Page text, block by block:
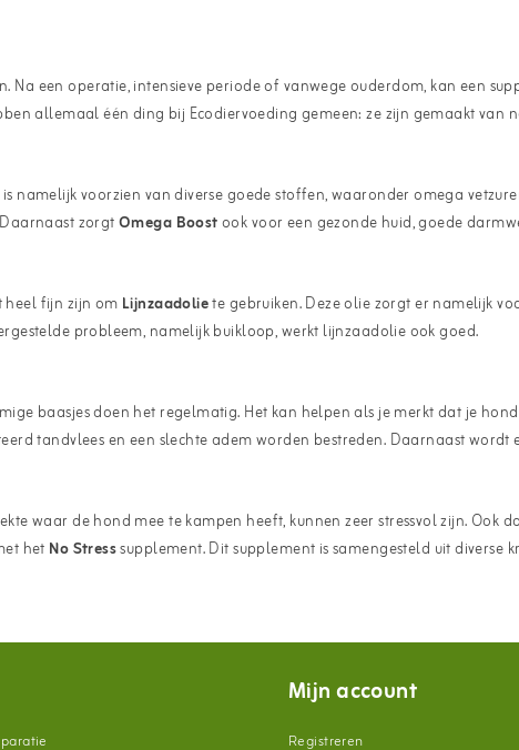
Na een operatie, intensieve periode of vanwege ouderdom, kan een
allemaal één ding bij Ecodiervoeding gemeen: ze zijn gemaakt van
namelijk voorzien van diverse goede stoffen, waaronder omega
zorgtOmega Boostook voor een gezonde huid, goede
fijn zijn om Lijnzaadoliete gebruiken. Deze olie zorgt er namelijk
probleem, namelijk buikloop, werkt lijnzaadolie ook goed.
baasjes doen het regelmatig. Het kan helpen als je merkt dat je
tandvlees en een slechte adem worden bestreden. Daarnaast
waar de hond mee te kampen heeft, kunnen zeer stressvol zijn. Ook
het No Stresssupplement. Dit supplement is samengesteld uit
Mijn account
Registreren